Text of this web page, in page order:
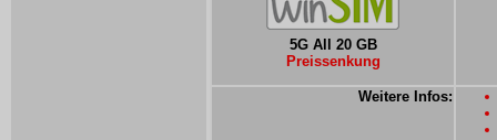
5G All 20 GB
Preissenkung
Weitere Infos: